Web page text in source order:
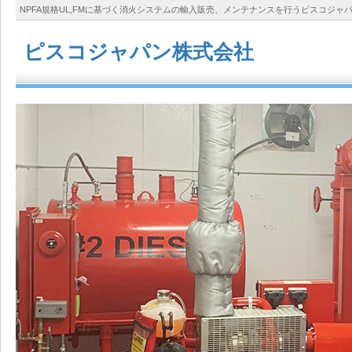
NPFA規格UL,FMに基づく消火システムの輸入販売、メンテナンスを行うピスコジャ
ピスコジャパン株式会社